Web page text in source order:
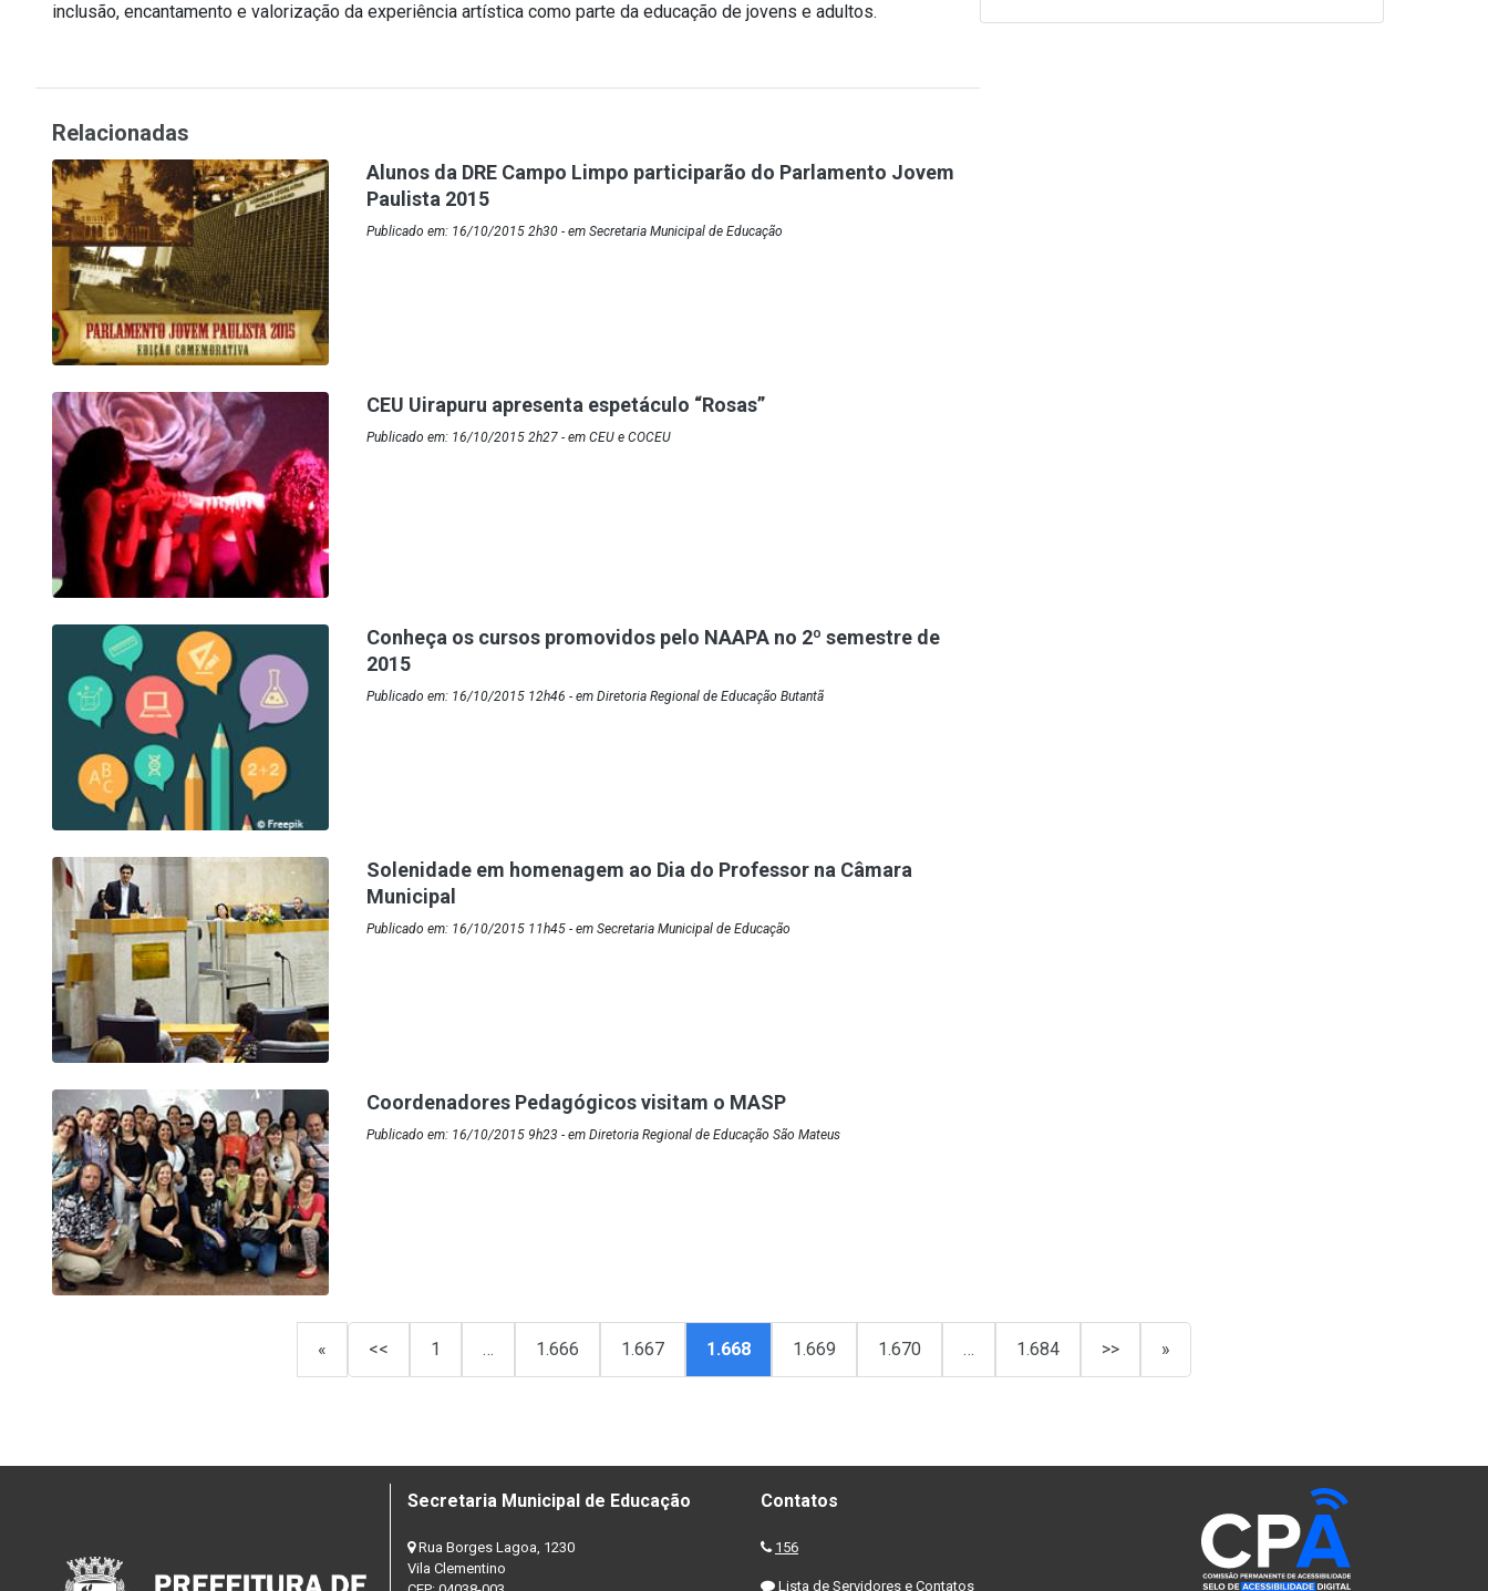
inclusão, encantamento e valorização da experiência artística como parte da educação de jovens e adultos.
Relacionadas
Alunos da DRE Campo Limpo participarão do Parlamento Jovem
Paulista 2015
Publicado em: 16/10/2015 2h30 - em Secretaria Municipal de Educação
CEU Uirapuru apresenta espetáculo “Rosas”
Publicado em: 16/10/2015 2h27 - em CEU e COCEU
Conheça os cursos promovidos pelo NAAPA no 2º semestre de
2015
Publicado em: 16/10/2015 12h46 - em Diretoria Regional de Educação Butantã
Solenidade em homenagem ao Dia do Professor na Câmara
Municipal
Publicado em: 16/10/2015 11h45 - em Secretaria Municipal de Educação
Coordenadores Pedagógicos visitam o MASP
Publicado em: 16/10/2015 9h23 - em Diretoria Regional de Educação São Mateus
« << 1 … 1.666 1.667 1.668 1.669 1.670 … 1.684 >> »
Secretaria Municipal de Educação
Rua Borges Lagoa, 1230
Vila Clementino
Contatos
156
Lista de Servidores e Contatos